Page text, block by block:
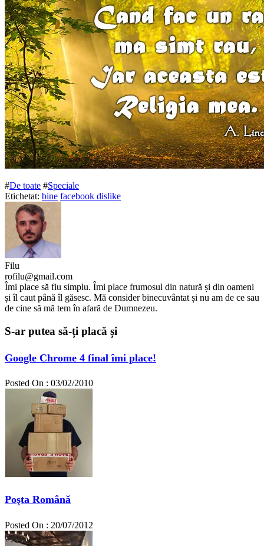
#De toate #Speciale
Etichetat: bine facebook dislike
Filu
rofilu@gmail.com
Îmi place să fiu simplu. Îmi place frumosul din natură și din oameni
și îl caut până îl găsesc. Mă consider binecuvântat și nu am de ce sau
de cine să mă tem în afară de Dumnezeu.
S-ar putea să-ți placă și
Google Chrome 4 final îmi place!
Posted On : 03/02/2010
Poşta Română
Posted On : 20/07/2012